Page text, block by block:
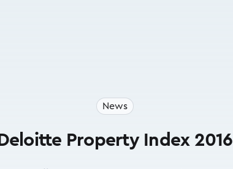
News
Deloitte Property Index 2016